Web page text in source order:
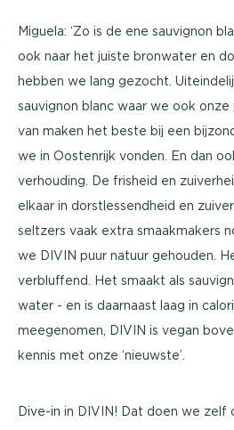
Miguela: ‘Zo is de ene sauvignon
ook naar het juiste bronwater en
hebben we lang gezocht.
sauvignon blanc waar we ook
van maken het beste bij een
we in Oostenrijk vonden. En dan
verhouding. De frisheid en
elkaar in dorstlessendheid en
seltzers vaak extra smaakmakers
we DIVIN puur natuur gehouden.
verbluffend. Het smaakt als
water - en is daarnaast laag in
meegenomen, DIVIN is vegan
kennis met onze ‘nieuwste’.
Dive-in in DIVIN! Dat doen we zelf